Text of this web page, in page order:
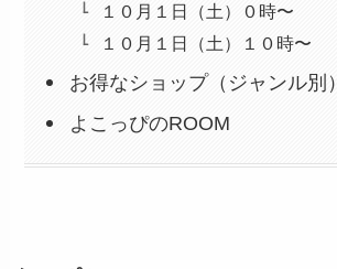
１０月１日（土）０時〜
１０月１日（土）１０時〜
お得なショップ（ジャンル別）
よこっぴのROOM